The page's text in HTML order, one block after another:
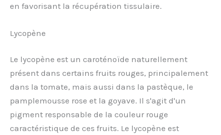
en favorisant la récupération tissulaire.
Lycopène
Le lycopène est un caroténoïde naturellement
présent dans certains fruits rouges, principalement
dans la tomate, mais aussi dans la pastèque, le
pamplemousse rose et la goyave. Il s'agit d'un
pigment responsable de la couleur rouge
caractéristique de ces fruits. Le lycopène est